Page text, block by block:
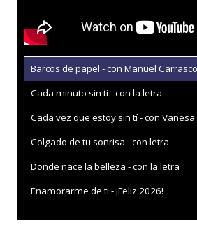
Barcos de papel - con Manuel Carrasco
Cada minuto sin ti - con la letra
Cada vez que estoy sin tí - con
Colgado de tu sonrisa - con letra
Donde nace la belleza - con la letra
Enamorarme de ti - ¡Feliz 2026!